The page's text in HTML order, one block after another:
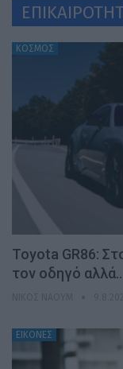
ΚΟΣΜΟΣ
Toyota GR86:
τον οδηγό
ΕΙΚΟΝΕΣ